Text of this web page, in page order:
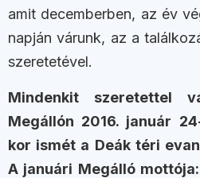
amit decemberben, az év
napján várunk, az a
szeretetével.
Mindenkit szeretettel
Megállón 2016. január
kor ismét a Deák téri
A januári Megálló